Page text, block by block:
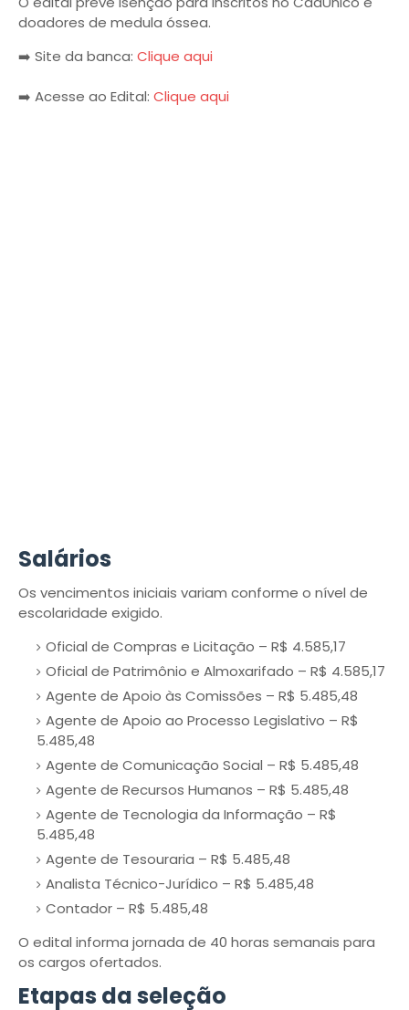
doadores de medula óssea.
➡️ Site da banca: Clique aqui
➡️ Acesse ao Edital: Clique aqui
Salários
Os vencimentos iniciais variam conforme o nível de
escolaridade exigido.
Oficial de Compras e Licitação – R$ 4.585,17
Oficial de Patrimônio e Almoxarifado – R$ 4.585,17
Agente de Apoio às Comissões – R$ 5.485,48
Agente de Apoio ao Processo Legislativo – R$
5.485,48
Agente de Comunicação Social – R$ 5.485,48
Agente de Recursos Humanos – R$ 5.485,48
Agente de Tecnologia da Informação – R$
5.485,48
Agente de Tesouraria – R$ 5.485,48
Analista Técnico-Jurídico – R$ 5.485,48
Contador – R$ 5.485,48
O edital informa jornada de 40 horas semanais para
os cargos ofertados.
Etapas da seleção